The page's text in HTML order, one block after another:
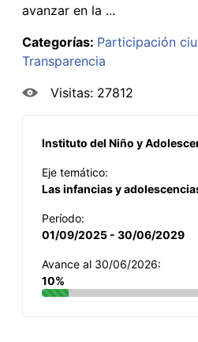
avanzar en la ...
Categorías: Participación
Transparencia
Visitas: 27812
Instituto del Niño y
Eje temático:
Las infancias y
Período:
01/09/2025 - 30/06/2029
Avance al 30/06/2026:
10%